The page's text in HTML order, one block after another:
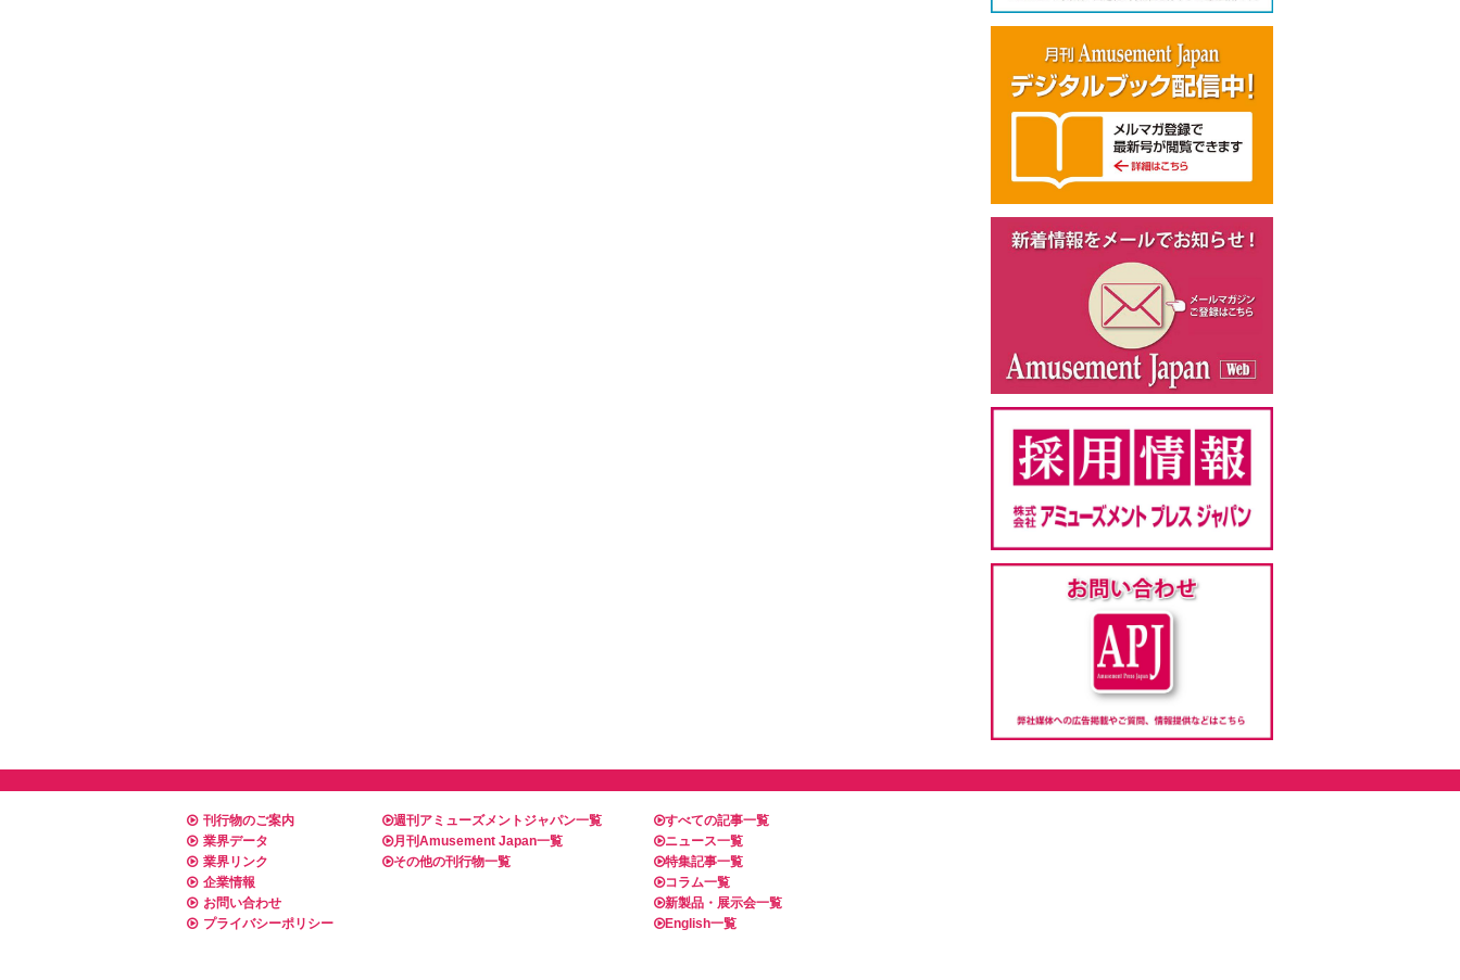
刊行物のご案内
業界データ
業界リンク
企業情報
お問い合わせ
プライバシーポリシー
週刊アミューズメントジャパン一覧
月刊Amusement Japan一覧
その他の刊行物一覧
すべての記事一覧
ニュース一覧
特集記事一覧
コラム一覧
新製品・展示会一覧
English一覧